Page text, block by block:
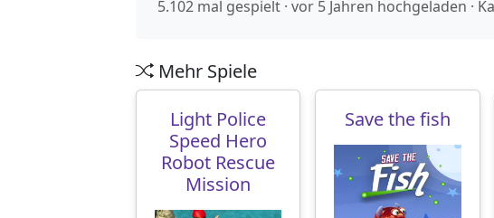
5.102 mal gespielt · vor 5 Jahren hochgeladen ·
Mehr Spiele
Light Police
Speed Hero
Robot Rescue
Mission
Save the fish